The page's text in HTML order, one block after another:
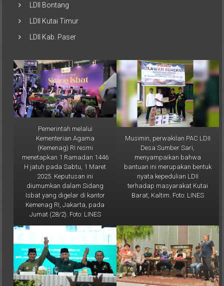
LDII Kutai Timur
Pemerintah melalui
Kementerian Agama
(Kemenag) RI resmi
menetapkan 1 Ramadan 1446
H jatuh pada Sabtu, 1 Maret
2025. Keputusan ini
diumumkan dalam Sidang
Isbat yang digelar di kantor
Kemenag RI, Jakarta, pada
Jumat (28/2). Foto: LINES
Musimin, perwakilan PAC LDII
Desa Sumber Sari,
menyampaikan bahwa
bantuan ini merupakan bentuk
nyata kepedulian LDII
terhadap masyarakat Kutai
Barat, Kaltim. Foto: LINES